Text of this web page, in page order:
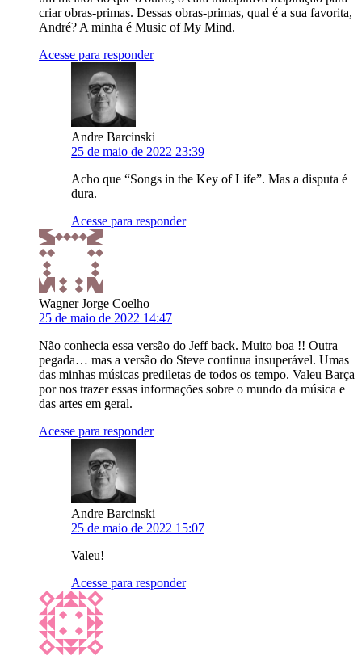
criar obras-primas. Dessas obras-primas, qual é a sua favorita,
André? A minha é Music of My Mind.
Acesse para responder
Andre Barcinski
25 de maio de 2022 23:39
Acho que “Songs in the Key of Life”. Mas a disputa é
dura.
Acesse para responder
Wagner Jorge Coelho
25 de maio de 2022 14:47
Não conhecia essa versão do Jeff back. Muito boa !! Outra
pegada… mas a versão do Steve continua insuperável. Umas
das minhas músicas prediletas de todos os tempo. Valeu Barça
por nos trazer essas informações sobre o mundo da música e
das artes em geral.
Acesse para responder
Andre Barcinski
25 de maio de 2022 15:07
Valeu!
Acesse para responder